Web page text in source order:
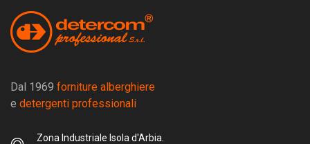
Dal 1969 forniture alberghiere
e detergenti professionali
Zona Industriale Isola d'Arbia.